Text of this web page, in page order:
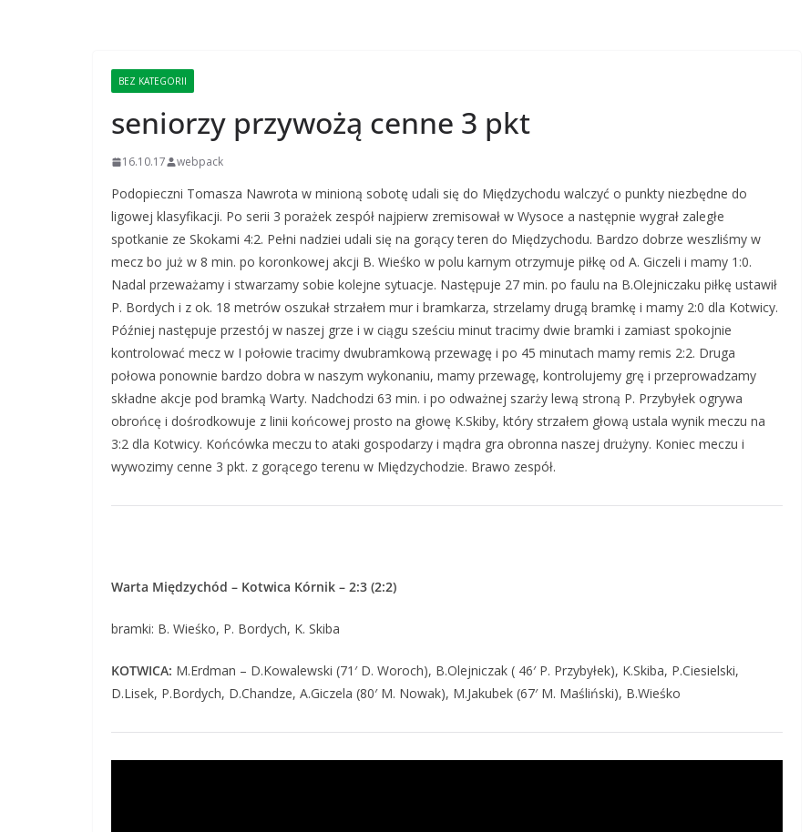
BEZ KATEGORII
seniorzy przywożą cenne 3 pkt
16.10.17 webpack
Podopieczni Tomasza Nawrota w minioną sobotę udali się do Międzychodu walczyć o punkty niezbędne do
ligowej klasyfikacji. Po serii 3 porażek zespół najpierw zremisował w Wysoce a następnie wygrał zaległe
spotkanie ze Skokami 4:2. Pełni nadziei udali się na gorący teren do Międzychodu. Bardzo dobrze weszliśmy w
mecz bo już w 8 min. po koronkowej akcji B. Wieśko w polu karnym otrzymuje piłkę od A. Giczeli i mamy 1:0.
Nadal przeważamy i stwarzamy sobie kolejne sytuacje. Następuje 27 min. po faulu na B.Olejniczaku piłkę ustawił
P. Bordych i z ok. 18 metrów oszukał strzałem mur i bramkarza, strzelamy drugą bramkę i mamy 2:0 dla Kotwicy.
Później następuje przestój w naszej grze i w ciągu sześciu minut tracimy dwie bramki i zamiast spokojnie
kontrolować mecz w I połowie tracimy dwubramkową przewagę i po 45 minutach mamy remis 2:2. Druga
połowa ponownie bardzo dobra w naszym wykonaniu, mamy przewagę, kontrolujemy grę i przeprowadzamy
składne akcje pod bramką Warty. Nadchodzi 63 min. i po odważnej szarży lewą stroną P. Przybyłek ogrywa
obrońcę i dośrodkowuje z linii końcowej prosto na głowę K.Skiby, który strzałem głową ustala wynik meczu na
3:2 dla Kotwicy. Końcówka meczu to ataki gospodarzy i mądra gra obronna naszej drużyny. Koniec meczu i
wywozimy cenne 3 pkt. z gorącego terenu w Międzychodzie. Brawo zespół.
Warta Międzychód – Kotwica Kórnik – 2:3 (2:2)
bramki: B. Wieśko, P. Bordych, K. Skiba
KOTWICA: M.Erdman – D.Kowalewski (71′ D. Woroch), B.Olejniczak ( 46′ P. Przybyłek), K.Skiba, P.Ciesielski,
D.Lisek, P.Bordych, D.Chandze, A.Giczela (80′ M. Nowak), M.Jakubek (67′ M. Maśliński), B.Wieśko